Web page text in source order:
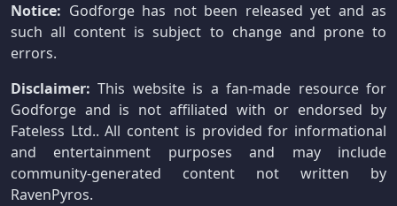
Notice: Godforge has not been released yet and as
such all content is subject to change and prone to
errors.
Disclaimer: This website is a fan-made resource for
Godforge and is not affiliated with or endorsed by
Fateless Ltd.. All content is provided for informational
and entertainment purposes and may include
community-generated content not written by
RavenPyros.